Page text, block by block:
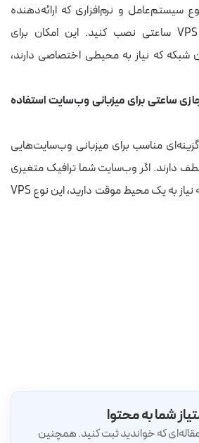
سیستم‌عامل و نرم‌افزاری که ارائه‌دهنده
پشتیبانی می‌کند، روی VPS ساعتی نصب کنید. این امکان برای
شبکه که نیاز به محیطی اختصاصی دارند،
ساعتی برای میزبانی وب‌سایت استفاده
مناسب برای میزبانی وب‌سایت‌هایی
دارند. اگر وب‌سایت شما ترافیک متغیری
دارد یا برای تست و توسعه نیاز به یک محیط موقت دارید، این نوع VPS
شما به محتوا
مقاله‌ای که خواندید ثبت کنید. همچنین